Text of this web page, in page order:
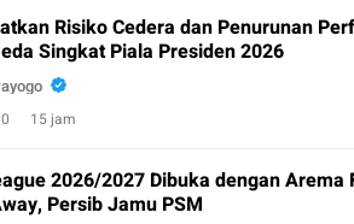
Risiko Cedera dan Penurunan
Singkat Piala Presiden 2026
0 15 jam
2026/2027 Dibuka dengan Arema
Persib Jamu PSM